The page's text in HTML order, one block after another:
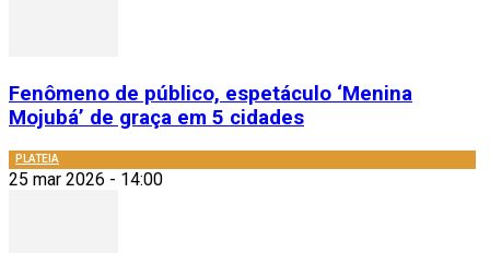
Fenômeno de público, espetáculo ‘Menina
Mojubá’ de graça em 5 cidades
PLATEIA
25 mar 2026 - 14:00